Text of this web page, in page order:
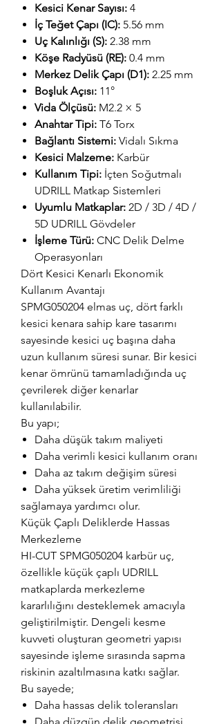
Kesici Kenar Sayısı: 4
İç Teğet Çapı (IC): 5.56 mm
Uç Kalınlığı (S): 2.38 mm
Köşe Radyüsü (RE): 0.4 mm
Merkez Delik Çapı (D1): 2.25 mm
Boşluk Açısı: 11°
Vida Ölçüsü: M2.2 × 5
Anahtar Tipi: T6 Torx
Bağlantı Sistemi: Vidalı Sıkma
Kesici Malzeme: Karbür
Kullanım Tipi: İçten Soğutmalı
UDRILL Matkap Sistemleri
Uyumlu Matkaplar: 2D / 3D / 4D /
5D UDRILL Gövdeler
İşleme Türü: CNC Delik Delme
Operasyonları
Dört Kesici Kenarlı Ekonomik
Kullanım Avantajı
SPMG050204 elmas uç, dört farklı
kesici kenara sahip kare tasarımı
sayesinde kesici uç başına daha
uzun kullanım süresi sunar. Bir kesici
kenar ömrünü tamamladığında uç
çevrilerek diğer kenarlar
kullanılabilir.
Bu yapı;
Daha düşük takım maliyeti
Daha verimli kesici kullanım oranı
Daha az takım değişim süresi
Daha yüksek üretim verimliliği
sağlamaya yardımcı olur.
Küçük Çaplı Deliklerde Hassas
Merkezleme
HI-CUT SPMG050204 karbür uç,
özellikle küçük çaplı UDRILL
matkaplarda merkezleme
kararlılığını desteklemek amacıyla
geliştirilmiştir. Dengeli kesme
kuvveti oluşturan geometri yapısı
sayesinde işleme sırasında sapma
riskinin azaltılmasına katkı sağlar.
Bu sayede;
Daha hassas delik toleransları
Daha düzgün delik geometrisi